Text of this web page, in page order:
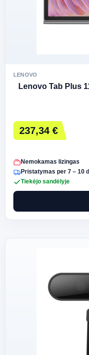
LENOVO
Lenovo Tab Plus
237,34 €
Nemokamas lizingas
Pristatymas per 7 – 10
Tiekėjo sandėlyje